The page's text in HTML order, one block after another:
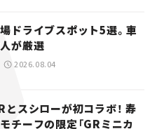
ドライブスポット5選。車
が厳選
2026.08.04
とスシローが初コラボ！ 寿
チーフの限定「GRミニカ